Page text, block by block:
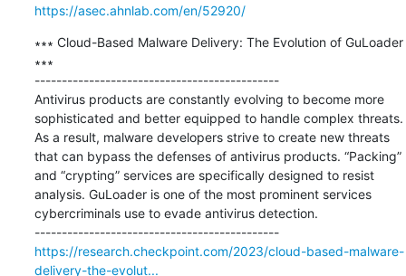
https://asec.ahnlab.com/en/52920/
∗∗∗ Cloud-Based Malware Delivery: The Evolution of GuLoader
∗∗∗
---------------------------------------------
Antivirus products are constantly evolving to become more
sophisticated and better equipped to handle complex threats.
As a result, malware developers strive to create new threats
that can bypass the defenses of antivirus products. “Packing”
and “crypting” services are specifically designed to resist
analysis. GuLoader is one of the most prominent services
cybercriminals use to evade antivirus detection.
---------------------------------------------
https://research.checkpoint.com/2023/cloud-based-malware-
delivery-the-evolut...